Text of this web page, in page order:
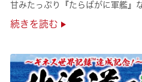
甘みたっぷり『たらばがに軍艦』
絶品のかにを味わいつくせる！🦀
ぜひくら寿司へお越しください！
続きを読む